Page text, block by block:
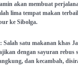
akan membuat
lima tempat makan
ke Sibolga.
Salah satu makanan khas
dengan sayuran rebus
dan kecambah,